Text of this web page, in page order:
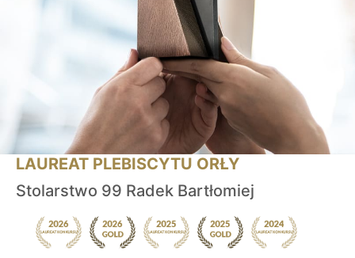
LAUREAT PLEBISCYTU ORŁY
Stolarstwo 99 Radek Bartłomiej